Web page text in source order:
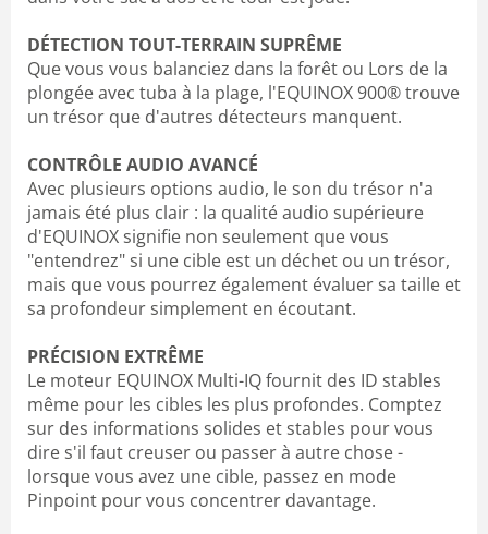
DÉTECTION TOUT-TERRAIN SUPRÊME
Que vous vous balanciez dans la forêt ou Lors de la
plongée avec tuba à la plage, l'EQUINOX 900® trouve
un trésor que d'autres détecteurs manquent.
CONTRÔLE AUDIO AVANCÉ
Avec plusieurs options audio, le son du trésor n'a
jamais été plus clair : la qualité audio supérieure
d'EQUINOX signifie non seulement que vous
"entendrez" si une cible est un déchet ou un trésor,
mais que vous pourrez également évaluer sa taille et
sa profondeur simplement en écoutant.
PRÉCISION EXTRÊME
Le moteur EQUINOX Multi-IQ fournit des ID stables
même pour les cibles les plus profondes. Comptez
sur des informations solides et stables pour vous
dire s'il faut creuser ou passer à autre chose -
lorsque vous avez une cible, passez en mode
Pinpoint pour vous concentrer davantage.